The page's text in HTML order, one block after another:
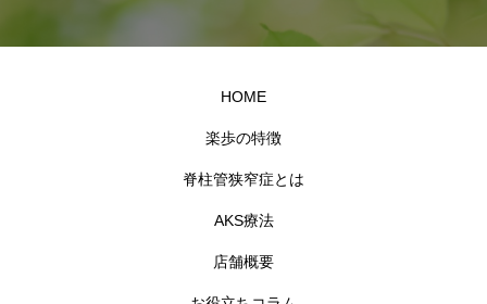
HOME
楽歩の特徴
脊柱管狭窄症とは
AKS療法
店舗概要